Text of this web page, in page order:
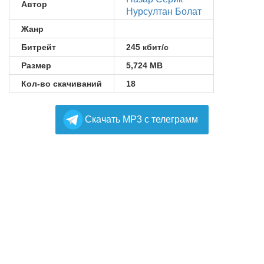
Автор
Нурсултан Болат
Жанр
Битрейт
245 кбит/с
Размер
5,724 MB
Кол-во скачиваний
18
Cкачать MP3 с телеграмм